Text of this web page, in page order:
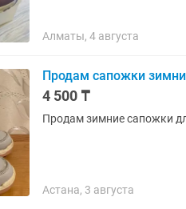
Алматы, 4 августа
Продам сапожки
4 500 ₸
Продам зимние сапожки
Астана, 3 августа